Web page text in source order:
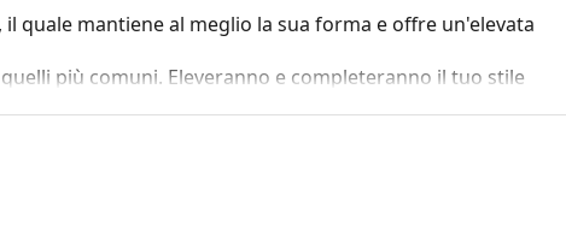
quale mantiene al meglio la sua forma e offre un'elevata
più comuni. Eleveranno e completeranno il tuo stile
contro i danni. Questo tipo di montatura è adatto
potenza ottica.
del naso e quindi forniranno un maggiore comfort. La
eseguita da un ottico esperto per evitare danni o rotture